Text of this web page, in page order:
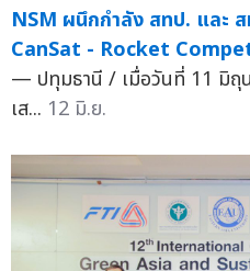
NSM ผนึกกำลัง สทป. และ
CanSat - Rocket
— ปทุมธานี / เมื่อวันที่ 11 มิถุ
เส... 12 มิ.ย.